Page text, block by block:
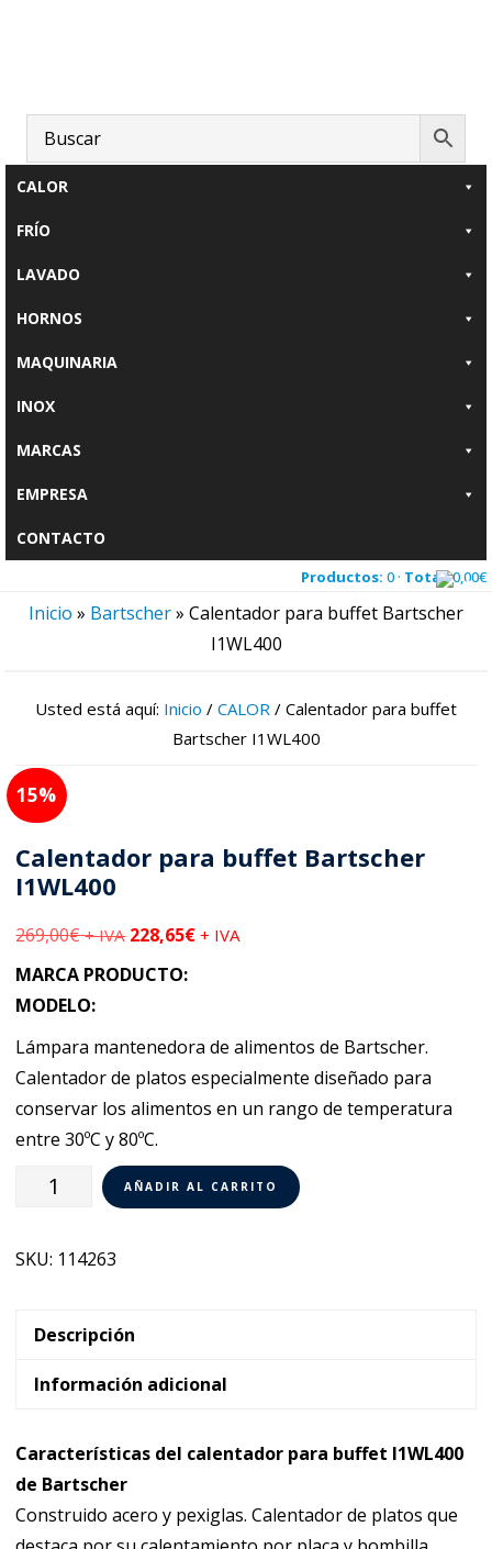
página
CALOR
FRÍO
LAVADO
HORNOS
MAQUINARIA
INOX
MARCAS
EMPRESA
CONTACTO
Productos: 0 · Total:0,00€
Inicio » Bartscher» Calentador para buffet Bartscher
I1WL400
Usted está aquí: Inicio / CALOR / Calentador para buffet
Bartscher I1WL400
15
Calentador para buffet Bartscher
I1WL400
269,00€ + IVA 228,65€ + IVA
MARCA PRODUCTO:
MODELO:
Lámpara mantenedora de alimentos de Bartscher.
Calentador de platos especialmente diseñado para
conservar los alimentos en un rango de temperatura
entre 30ºC y 80ºC.
Calentador
Bartscher
cantidad
AÑADIR AL CARRITO
SKU: 114263
Descripción
Información adicional
Características del calentador para buffet I1WL400
de Bartscher
Construido acero y pexiglas. Calentador de platos que